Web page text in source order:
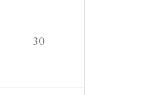
30